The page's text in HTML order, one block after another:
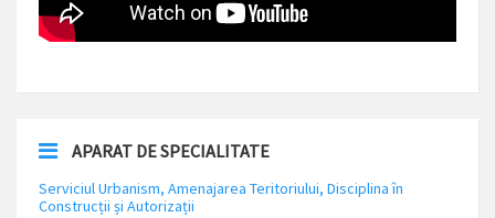
APARAT DE SPECIALITATE
Serviciul Urbanism, Amenajarea Teritoriului, Disciplina în
Construcții și Autorizații